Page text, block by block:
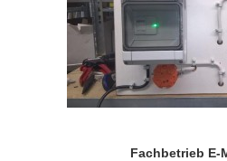
Fachbetrieb E-